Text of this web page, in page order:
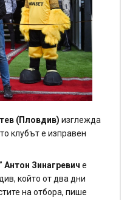
(Пловдив) изглежда
клубът е изправен
” Антон Зинагревич е
който от два дни
на отбора, пишe